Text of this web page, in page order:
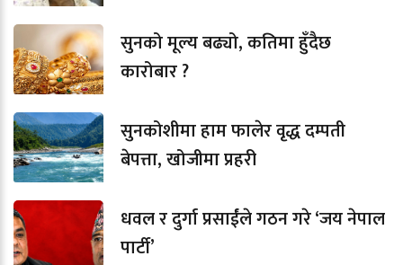
सुनको मूल्य बढ्यो, कतिमा हुँदैछ
कारोबार ?
सुनकोशीमा हाम फालेर वृद्ध दम्पती
बेपत्ता, खोजीमा प्रहरी
धवल र दुर्गा प्रसाईंले गठन गरे ‘जय नेपाल
पार्टी’